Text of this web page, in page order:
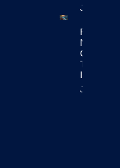
Jetzt
Reuters
News
Chatbots
Teil Der
Jetzt